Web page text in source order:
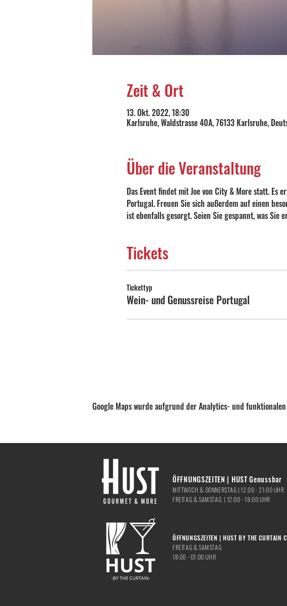
Zeit & Ort
13. Okt. 2022, 18:30
Karlsruhe, Waldstrasse 40A, 76133 Karlsruhe,
Über die Veranstaltung
Das Event findet mit Joe von City & More statt. Es
Portugal. Freuen Sie sich außerdem auf einen
ist ebenfalls gesorgt. Seien Sie gespannt, was
Tickets
Tickettyp
Wein- und Genussreise Portugal
Google Maps wurde aufgrund der Analytics- und
ÖFFNUNGSZEITEN | HUST Genussbar
MITTWOCH & DONNERSTAG |12:00 - 21:00UHR
​FREITAG & SAMSTAG | 12:00 - 18:00 UHR
ÖFFNUNGSZEITEN | HUST BY THE CURTAIN
FREITAG & SAMSTAG
18:00 - 01:00 UHR